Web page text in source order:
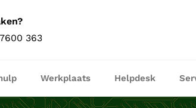
363
Werkplaats Helpdesk